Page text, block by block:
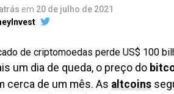
em 20 de julho de 2021
um dia de queda, o preço do
cerca de um mês. As altcoins